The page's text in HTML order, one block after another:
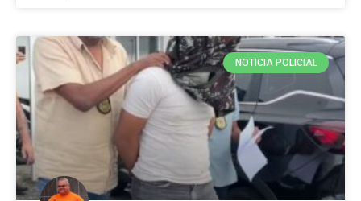
NOTICIA POLICIAL